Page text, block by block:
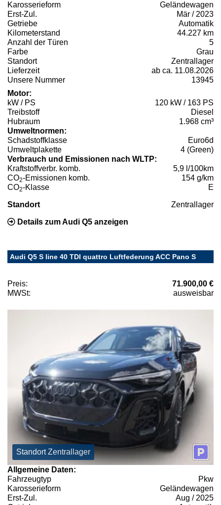
Karosserieform
Geländewagen
Erst-Zul.
Mär / 2023
Getriebe
Automatik
Kilometerstand
44.227 km
Anzahl der Türen
5
Farbe
Grau
Standort
Zentrallager
Lieferzeit
ab ca. 11.08.2026
Unsere Nummer
13945
Motor:
kW / PS
120 kW / 163 PS
Treibstoff
Diesel
Hubraum
1.968 cm³
Umweltnormen:
Schadstoffklasse
Euro6d
Umweltplakette
4 (Green)
Verbrauch und Emissionen nach WLTP:
Kraftstoffverbr. komb.
5,9 l/100km
CO2-Emissionen komb.
154 g/km
CO2-Klasse E
Standort Zentrallager
Details zum Audi Q5 anzeigen
Audi Q5 S line 40 TDI quattro Luftfederung ACC Pano S
Preis:
71.900,00 €
MWSt:
ausweisbar
Standort Zentrallager
Allgemeine Daten:
Fahrzeugtyp
Pkw
Karosserieform
Geländewagen
Erst-Zul.
Aug / 2025